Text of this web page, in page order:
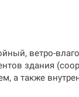
ветро-
здания
а также